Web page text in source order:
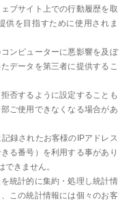
ブサイト上での行動履歴を取
供を目指すために使用されま
ンピューターに悪影響を及ぼ
データを第三者に提供するこ
否するように設定することも
ご使用できなくなる場合があ
録されたお客様のIPアドレス
る番号）を利用する事があり
きません。
統計的に集約・処理し統計情
この統計情報には個々のお客